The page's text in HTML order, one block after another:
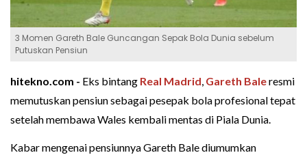
3 Momen Gareth Bale Guncangan Sepak Bola Dunia sebelum
Putuskan Pensiun
hitekno.com - Eks bintang Real Madrid, Gareth Baleresmi
memutuskan pensiun sebagai pesepak bola profesional tepat
setelah membawa Wales kembali mentas di Piala Dunia.
Kabar mengenai pensiunnya Gareth Bale diumumkan